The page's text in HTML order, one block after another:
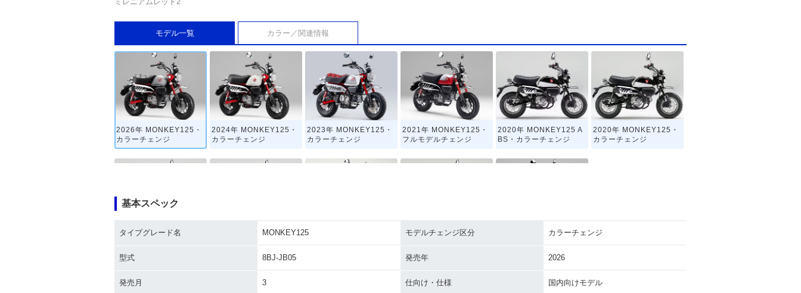
モデル一覧 カラー／関連情報
2026年 MONKEY125・
カラーチェンジ
2024年 MONKEY125・
カラーチェンジ
2023年 MONKEY125・
カラーチェンジ
2021年 MONKEY125・
フルモデルチェンジ
2020年 MONKEY125 A
BS・カラーチェンジ
2020年 MONKEY125・
カラーチェンジ
2019年 MONKEY125 A
2019年 MONKEY125・
2018年 MONKEY125 A
2018年 MONKEY125・
MONKEY125・その他
基本スペック
タイプグレード名 MONKEY125 モデルチェンジ区分 カラーチェンジ
型式 8BJ-JB05 発売年 2026
発売月 3 仕向け・仕様 国内向けモデル